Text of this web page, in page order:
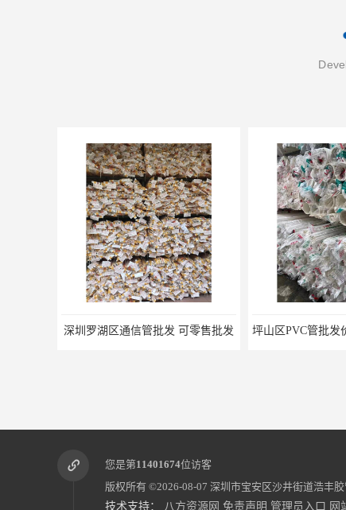
深圳罗湖区通信管批发 可零售批发
您是第11401674位访客
版权所有 ©2026-08-07 深圳市宝安区沙井街道浩丰
技术支持： 八方资源网 免责声明 管理员入口 网